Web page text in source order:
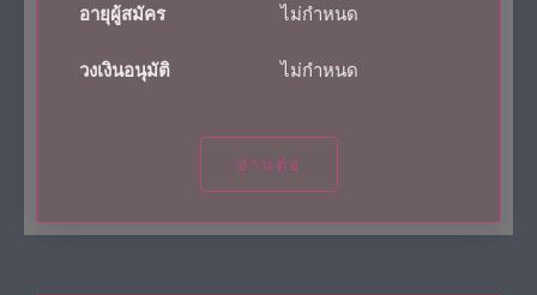
อายุผู้สมัคร ไม่กำหนด
วงเงินอนุมัติ ไม่กำหนด
อ่านต่อ